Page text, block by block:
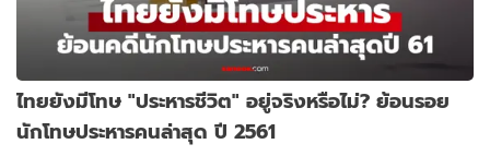
ไทยยังมีโทษ "ประหารชีวิต" อยู่จริงหรือไม่? ย้อนรอย
นักโทษประหารคนล่าสุด ปี 2561